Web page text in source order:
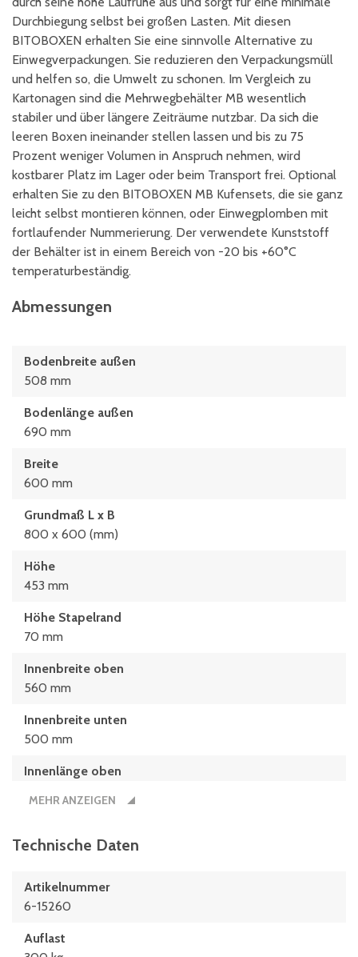
Durchbiegung selbst bei großen Lasten. Mit diesen
BITOBOXEN erhalten Sie eine sinnvolle Alternative zu
Einwegverpackungen. Sie reduzieren den Verpackungsmüll
und helfen so, die Umwelt zu schonen. Im Vergleich zu
Kartonagen sind die Mehrwegbehälter MB wesentlich
stabiler und über längere Zeiträume nutzbar. Da sich die
leeren Boxen ineinander stellen lassen und bis zu 75
Prozent weniger Volumen in Anspruch nehmen, wird
kostbarer Platz im Lager oder beim Transport frei. Optional
erhalten Sie zu den BITOBOXEN MB Kufensets, die sie ganz
leicht selbst montieren können, oder Einwegplomben mit
fortlaufender Nummerierung. Der verwendete Kunststoff
der Behälter ist in einem Bereich von -20 bis +60°C
temperaturbeständig.
Abmessungen
Bodenbreite außen
508 mm
Bodenlänge außen
690 mm
Breite
600 mm
Grundmaß L x B
800 x 600 (mm)
Höhe
453 mm
Höhe Stapelrand
70 mm
Innenbreite oben
560 mm
Innenbreite unten
500 mm
Innenlänge oben
682 mm
800 mm
389 mm
MEHR ANZEIGEN
Technische Daten
Artikelnummer
6-15260
Auflast